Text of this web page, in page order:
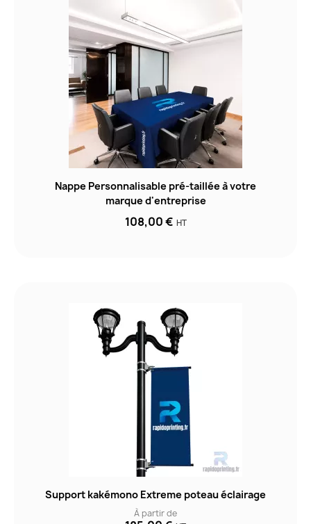
Nappe Personnalisable pré-taillée à votre
marque d'entreprise
108,00 € HT
Support kakémono Extreme poteau éclairage
À partir de